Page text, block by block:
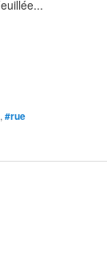
, #rue